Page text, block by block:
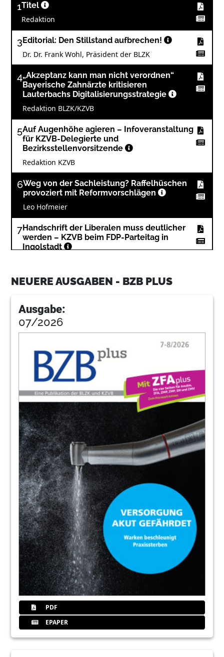
1Titel
Redaktion
3 Editorial: Den Stillstand aufbrechen!
Dr. Dr. Frank Wohl, Präsident der BLZK
4„Akzeptanz kann man nicht verordnen“
Bayerische Zahnärzte kritisieren
Lauterbachs Digitalisierungsstrategie
Redaktion BLZK/KZVB
5Auf Augenhöhe agieren – Infoveranstaltung
für KZVB-Delegierte und
Bezirksstellenvorsitzende
Redaktion KZVB
6Weg von der Sachleistung? Raffelhüschen
provoziert mit Reformvorschlägen
Leo Hofmeier
7Handschrift der Liberalen muss deutlicher
werden – KZVB beim FDP-Parteitag in
Ingolstadt
8Praxisorientiert und kompetent – Beratung
Zahnärztinnen und Zahnärzte
Manuela Kunze, Referat Honorierungssysteme der
BLZK
Tagesaktuelle Zahlen – KZVB-Budgetradar
ist aktiv
Dr. Maximilian Wimmer, KZVB-Geschäftsbereich
Abrechnung und Honorarverteilung
11 Enorme Nachfrage – Virti-Talks der KZVB
ab sofort via Zoom
Redaktion KZVB
12Interview mit Prof. Dr. Einwag: Fortbildung:
„Mittwoch ist Online-Tag“
Das Interview führte Dagmar Loy.
1412 Regeln für den Umgang mit sozialen
Medien – BÄK will für die Probleme im
Netz sensibilisieren
Redaktion BLZK
1564. Bayerischer Zahnärztetag: Der kleine
(große) Unterschied –
Patientenindividuelle Planung und Therapi
München, 19. bis 21. Oktober 2023 The Westin
Grand München
16Schnittstelle Papier/digital – EBZ-
Verfahren im Rahmen der
NEUERE AUSGABEN - BZB PLUS
Ausgabe:
07/2026
PDF
EPAPER